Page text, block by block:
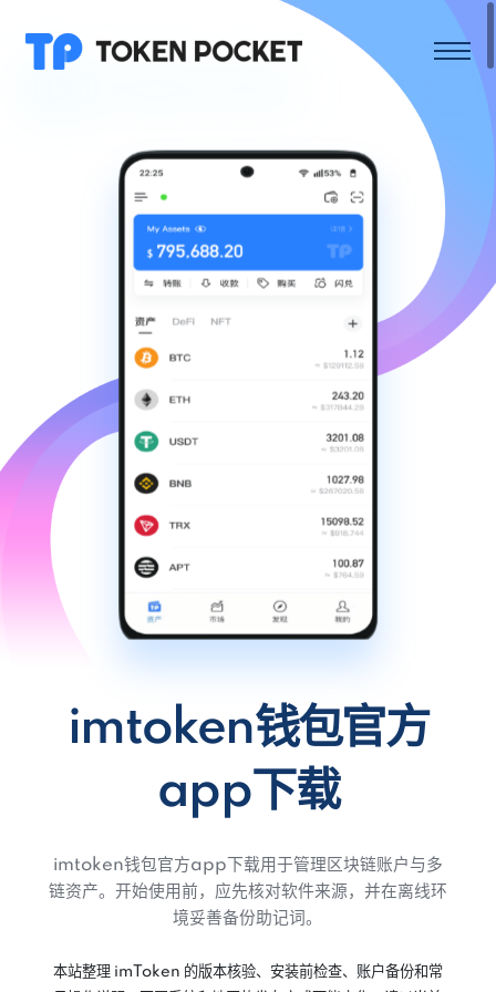
imtoken钱包官方
app下载
imtoken钱包官方app下载用于管理区块链账户与多
链资产。开始使用前，应先核对软件来源，并在离线环
境妥善备份助记词。
本站整理 imToken 的版本核验、安装前检查、账户备份和常